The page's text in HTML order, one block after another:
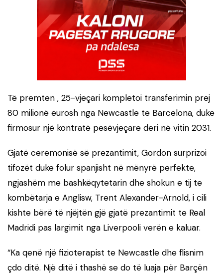
Të premten , 25-vjeçari kompletoi transferimin prej
80 milionë eurosh nga Newcastle te Barcelona, duke
firmosur një kontratë pesëvjeçare deri në vitin 2031.
Gjatë ceremonisë së prezantimit, Gordon surprizoi
tifozët duke folur spanjisht në mënyrë perfekte,
ngjashëm me bashkëqytetarin dhe shokun e tij te
kombëtarja e Anglisw, Trent Alexander-Arnold, i cili
kishte bërë të njëjtën gjë gjatë prezantimit te Real
Madridi pas largimit nga Liverpooli verën e kaluar.
“Ka qenë një fizioterapist te Newcastle dhe flisnim
çdo ditë. Një ditë i thashë se do të luaja për Barçën